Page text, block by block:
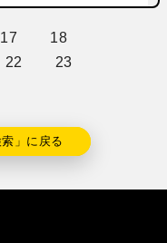
17
18
22
23
」に戻る